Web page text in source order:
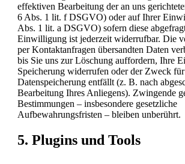
effektiven Bearbeitung der an uns
6 Abs. 1 lit. f DSGVO) oder auf Ihrer
Abs. 1 lit. a DSGVO) sofern diese
Einwilligung ist jederzeit widerrufbar. Die
per Kontaktanfragen übersandten Daten
bis Sie uns zur Löschung auffordern, Ihre
Speicherung widerrufen oder der Zweck
Datenspeicherung entfällt (z. B. nach
Bearbeitung Ihres Anliegens). Zwingende
Bestimmungen – insbesondere gesetzliche
Aufbewahrungsfristen – bleiben unberührt.
5. Plugins und Tools